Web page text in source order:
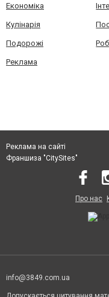
Економіка
Кулінарія
Подорожі
Реклама
Реклама на сайті
Франшиза "CitySites"
Про нас
info@3849.com.ua